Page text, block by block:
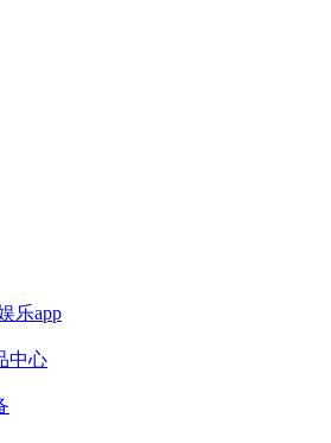
乐app
中心